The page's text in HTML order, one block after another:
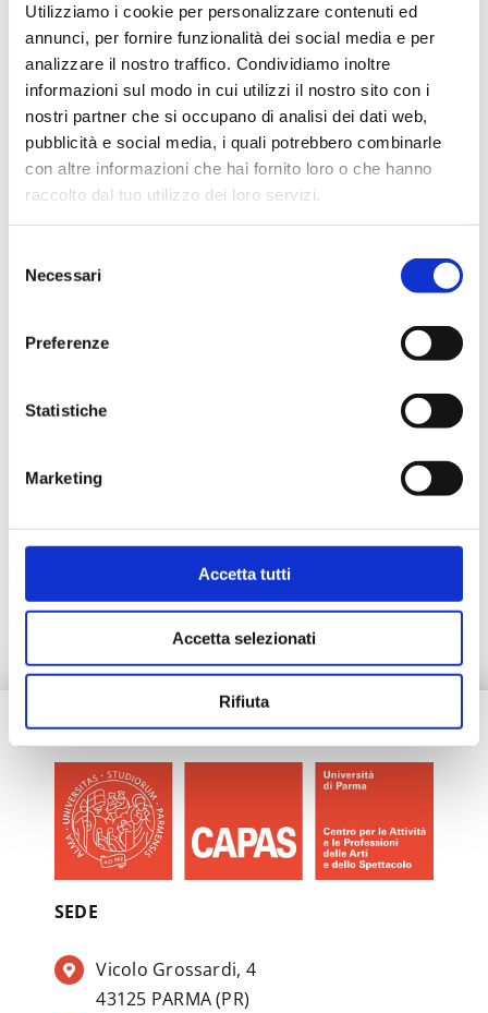
Utilizziamo i cookie per personalizzare contenuti ed
annunci, per fornire funzionalità dei social media e per
analizzare il nostro traffico. Condividiamo inoltre
informazioni sul modo in cui utilizzi il nostro sito con i
nostri partner che si occupano di analisi dei dati web,
pubblicità e social media, i quali potrebbero combinarle
con altre informazioni che hai fornito loro o che hanno
raccolto dal tuo utilizzo dei loro servizi.
delNecessari
Preferenze
Statistiche
Marketing
Accetta tutti
Accetta selezionati
Rifiuta
appuntamenti tra teatro e ricerca
10 AGOSTO – 21 AGOSTO 2026 chiusura
estiva del CAPAS
10 luglio 2026 – Esito didattico del
laboratorio teatrale 2025-2026
3 giugno 2026 – Il CUT agli Aperitivi della
che dividono: possono gli antichi insegnarci
24 maggio 2026 – Lo spettacolo Insight
SEDE
Vicolo Grossardi, 4
43125 PARMA (PR)